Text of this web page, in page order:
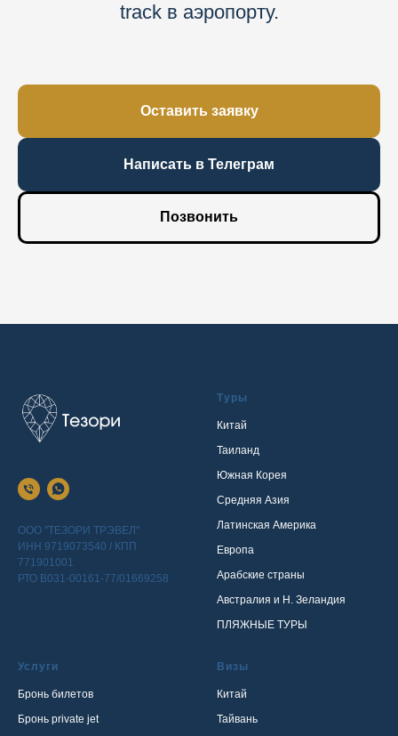
track в аэропорту.
Оставить заявку
Написать в Телеграм
Позвонить
ООО "ТЕЗОРИ ТРЭВЕЛ"
ИНН 9719073540 / КПП
771901001
РТО В031-00161-77/01669258
Туры
Китай
Таиланд
Южная Корея
Средняя Азия
Латинская Америка
Европа
Арабские страны
Австралия и Н. Зеландия
ПЛЯЖНЫЕ ТУРЫ
Услуги
Бронь билетов
Бронь private jet
Визы
Китай
Тайвань